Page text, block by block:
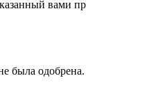
вами пр
была одобрена.